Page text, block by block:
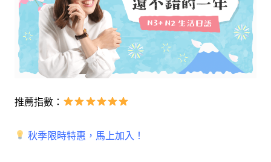
推薦指數：
秋季限時特惠，馬上加入！